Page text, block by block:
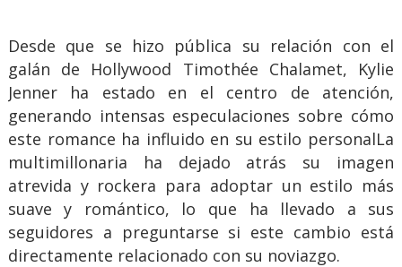
Desde que se hizo pública su relación con el
galán de Hollywood Timothée Chalamet, Kylie
Jenner ha estado en el centro de atención,
generando intensas especulaciones sobre cómo
este romance ha influido en su estilo personalLa
multimillonaria ha dejado atrás su imagen
atrevida y rockera para adoptar un estilo más
suave y romántico, lo que ha llevado a sus
seguidores a preguntarse si este cambio está
directamente relacionado con su noviazgo.